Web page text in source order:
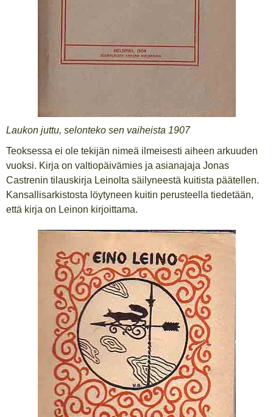
Laukon juttu, selonteko sen vaiheista 1907
Teoksessa ei ole tekijän nimeä ilmeisesti aiheen arkuuden
vuoksi. Kirja on valtiopäivämies ja asianajaja Jonas
Castrenin tilauskirja Leinolta säilyneestä kuitista päätellen.
Kansallisarkistosta löytyneen kuitin perusteella tiedetään,
että kirja on Leinon kirjoittama.